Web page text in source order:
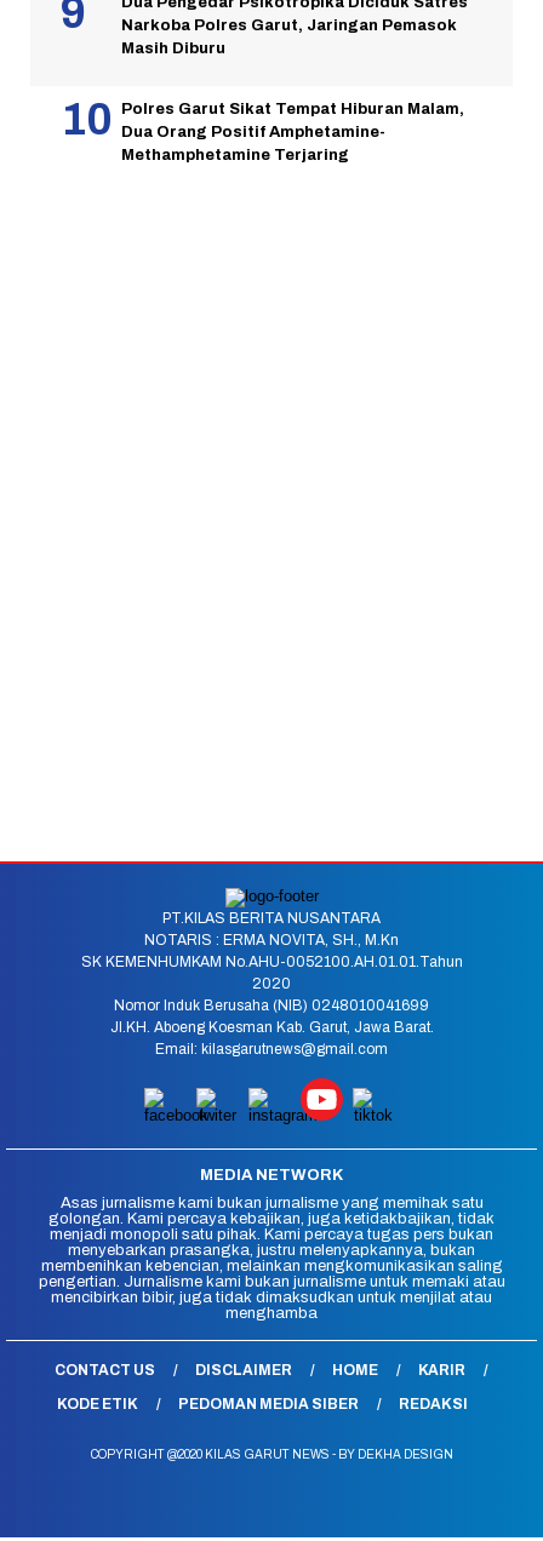
Narkoba Polres Garut, Jaringan Pemasok
Masih Diburu
Polres Garut Sikat Tempat Hiburan Malam,
Dua Orang Positif Amphetamine-
Methamphetamine Terjaring
PT.KILAS BERITA NUSANTARA
NOTARIS : ERMA NOVITA, SH., M.Kn
SK KEMENHUMKAM No.AHU-0052100.AH.01.01.Tahun
2020
Nomor Induk Berusaha (NIB) 0248010041699
Jl.KH. Aboeng Koesman Kab. Garut, Jawa Barat.
Email: kilasgarutnews@gmail.com
MEDIA NETWORK
Asas jurnalisme kami bukan jurnalisme yang memihak satu
golongan. Kami percaya kebajikan, juga ketidakbajikan, tidak
menjadi monopoli satu pihak. Kami percaya tugas pers bukan
menyebarkan prasangka, justru melenyapkannya, bukan
membenihkan kebencian, melainkan mengkomunikasikan saling
pengertian. Jurnalisme kami bukan jurnalisme untuk memaki atau
mencibirkan bibir, juga tidak dimaksudkan untuk menjilat atau
menghamba
CONTACT US DISCLAIMER HOME
KARIR
KODE ETIK
PEDOMAN MEDIA SIBER REDAKSI
COPYRIGHT @2020 KILAS GARUT NEWS - BY DEKHA DESIGN